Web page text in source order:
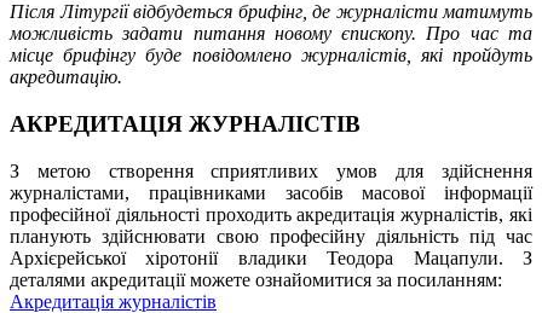
Після Літургії відбудеться брифінг, де журналісти матимуть
можливість задати питання новому єпископу. Про час та
місце брифінгу буде повідомлено журналістів, які пройдуть
акредитацію.
АКРЕДИТАЦІЯ ЖУРНАЛІСТІВ
З метою створення сприятливих умов для здійснення
журналістами, працівниками засобів масової інформації
професійної діяльності проходить акредитація журналістів, які
планують здійснювати свою професійну діяльність під час
Архієрейської хіротонії владики Теодора Мацапули. З
деталями акредитації можете ознайомитися за посиланням:
Акредитація журналістів